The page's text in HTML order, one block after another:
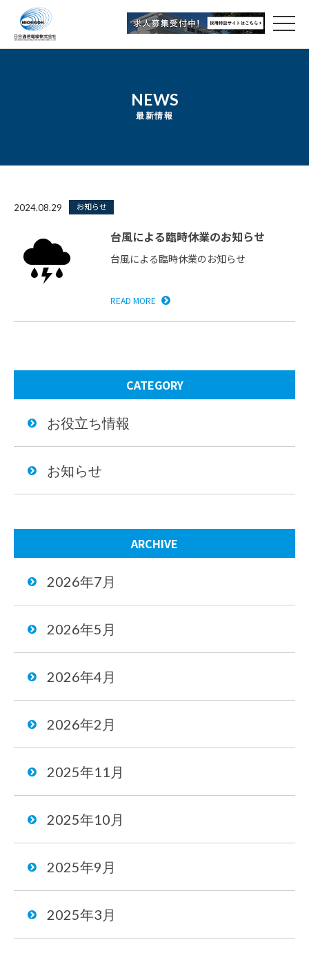
NEWS
最新情報
2024.08.29 お知らせ
台風による臨時休業のお知らせ
台風による臨時休業のお知らせ
READ MORE
CATEGORY
お役立ち情報
お知らせ
ARCHIVE
2026年7月
2026年5月
2026年4月
2026年2月
2025年11月
2025年10月
2025年9月
2025年3月